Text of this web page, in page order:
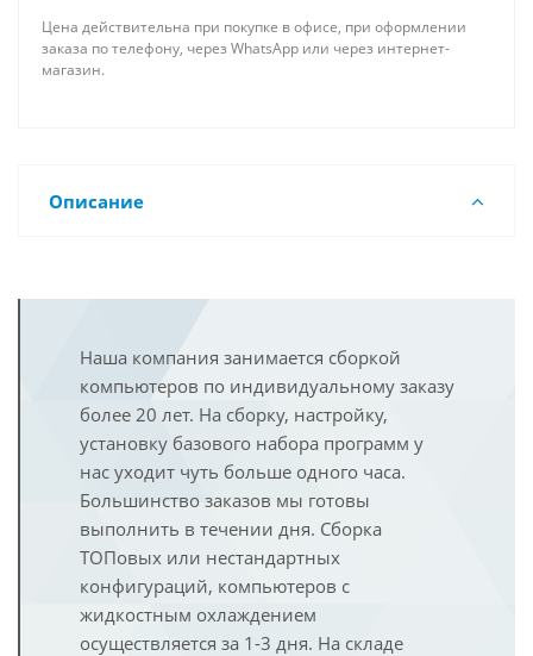
Цена действительна при покупке в офисе, при оформлении
заказа по телефону, через WhatsApp или через интернет-
магазин.
Описание
Наша компания занимается сборкой
компьютеров по индивидуальному заказу
более 20 лет. На сборку, настройку,
установку базового набора программ у
нас уходит чуть больше одного часа.
Большинство заказов мы готовы
выполнить в течении дня. Сборка
ТОПовых или нестандартных
конфигураций, компьютеров с
жидкостным охлаждением
осуществляется за 1-3 дня. На складе